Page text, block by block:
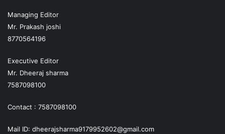
Managing Editor
Mr. Prakash joshi
8770564196
Executive Editor
Mr. Dheeraj sharma
7587098100
Contact : 7587098100
Mail ID: dheerajsharma9179952602@gmail.com